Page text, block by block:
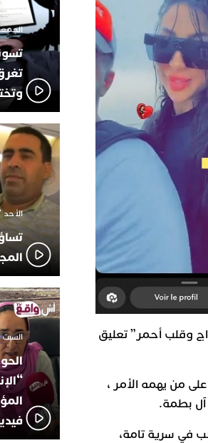
وقلب أحمر” تعليق
من يهمه الأمر ،
آل بطمة.
في سرية تامة،
بمركز
الجمعة 26 ديسمبر
الأحد 7 ديسمبر 2025 - 21:42
السبت 18 أكتوبر 2025 - 14:35